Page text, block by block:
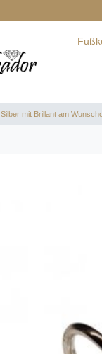
Silber mit Brillant am